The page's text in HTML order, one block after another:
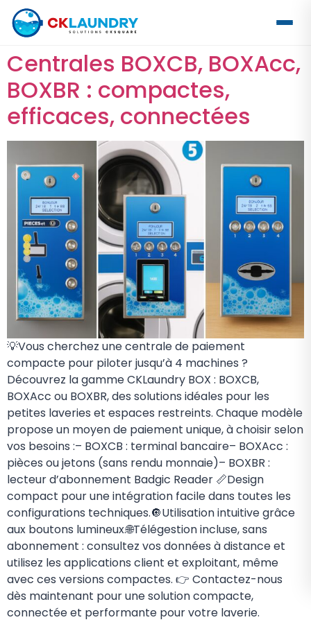
Centrales BOXCB, BOXAcc,
BOXBR : compactes,
efficaces, connectées
💡Vous cherchez une centrale de paiement
compacte pour piloter jusqu’à 4 machines ?
Découvrez la gamme CKLaundry BOX : BOXCB,
BOXAcc ou BOXBR, des solutions idéales pour les
petites laveries et espaces restreints. Chaque modèle
propose un moyen de paiement unique, à choisir selon
vos besoins :– BOXCB : terminal bancaire– BOXAcc :
pièces ou jetons (sans rendu monnaie)– BOXBR :
lecteur d’abonnement Badgic Reader 📏Design
compact pour une intégration facile dans toutes les
configurations techniques.🔘Utilisation intuitive grâce
aux boutons lumineux.🌐Télégestion incluse, sans
abonnement : consultez vos données à distance et
utilisez les applications client et exploitant, même
avec ces versions compactes. 👉 Contactez-nous
dès maintenant pour une solution compacte,
connectée et performante pour votre laverie.